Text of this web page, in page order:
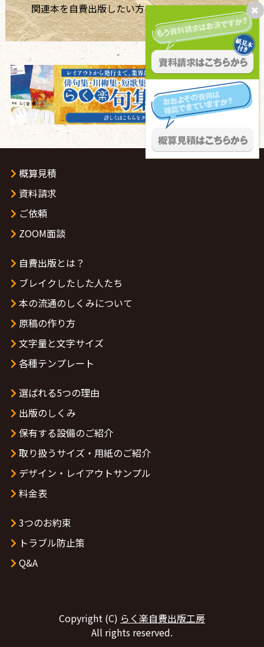
関連本を自費出版したい方へ
概算見積
資料請求
ご依頼
ZOOM面談
自費出版とは？
ブレイクしたした人たち
本の流通のしくみについて
原稿の作り方
文字量と文字サイズ
各種テンプレート
選ばれる5つの理由
出版のしくみ
保有する設備のご紹介
取り扱うサイズ・用紙のご紹介
デザイン・レイアウトサンプル
料金表
3つのお約束
トラブル防止策
Q&A
Copyright (C) らく楽自費出版工房
All rights reserved.